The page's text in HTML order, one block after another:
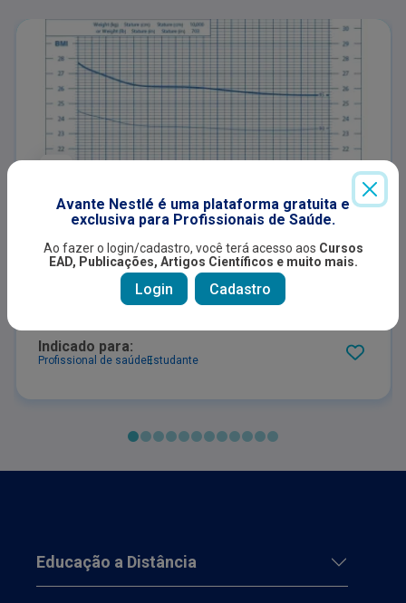
ARTIGOS
Curva de Índice de Massa Corporal -
nível V - Alimentação por sonda -
Masculino
Indicado para:
Profissional de saúdeEstudante
Avante Nestlé é uma plataforma gratuita e
exclusiva para Profissionais de Saúde.
Ao fazer o login/cadastro, você terá acesso aos Cursos
EAD, Publicações, Artigos Científicos e muito mais.
Login Cadastro
Educação a Distância